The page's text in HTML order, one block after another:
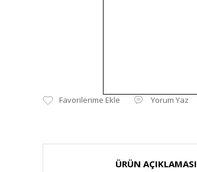
Yorum Yaz
ÜRÜN AÇIKLAMASI